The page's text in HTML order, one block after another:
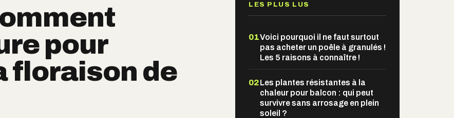
pour
floraison de
LES PLUS LUS
01Voici pourquoi il ne faut surtout
pas acheter un poêle à granulés !
Les 5 raisons à connaître !
02Les plantes résistantes à la
chaleur pour balcon : qui peut
survivre sans arrosage en plein
soleil ?